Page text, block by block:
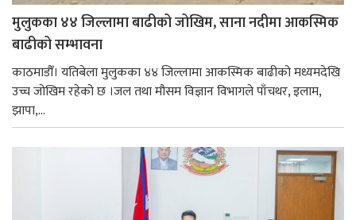
मुलुकका ४४ जिल्लामा बाढीको जोखिम, साना नदीमा आकस्मिक
बाढीको सम्भावना
काठमाडौँ। यतिबेला मुलुकका ४४ जिल्लामा आकस्मिक बाढीको मध्यमदेखि
उच्च जोखिम रहेको छ ।जल तथा मौसम विज्ञान विभागले पाँचथर, इलाम,
झापा,...